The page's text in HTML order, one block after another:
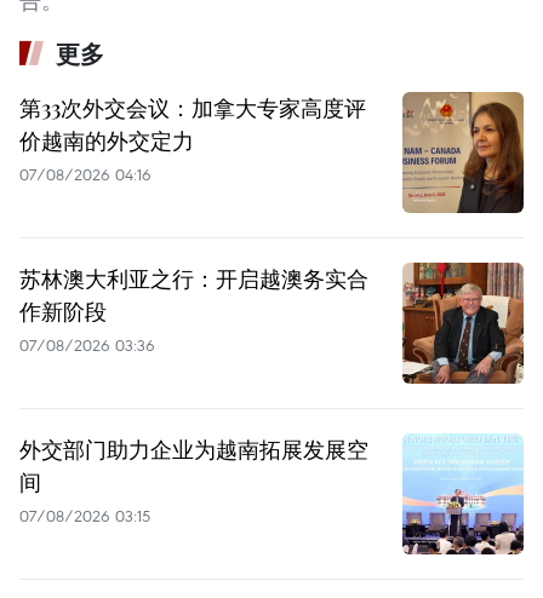
更多
第33次外交会议：加拿大专家高度评
价越南的外交定力
07/08/2026 04:16
苏林澳大利亚之行：开启越澳务实合
作新阶段
07/08/2026 03:36
外交部门助力企业为越南拓展发展空
间
07/08/2026 03:15